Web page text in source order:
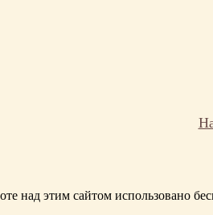
над этим сайтом использовано